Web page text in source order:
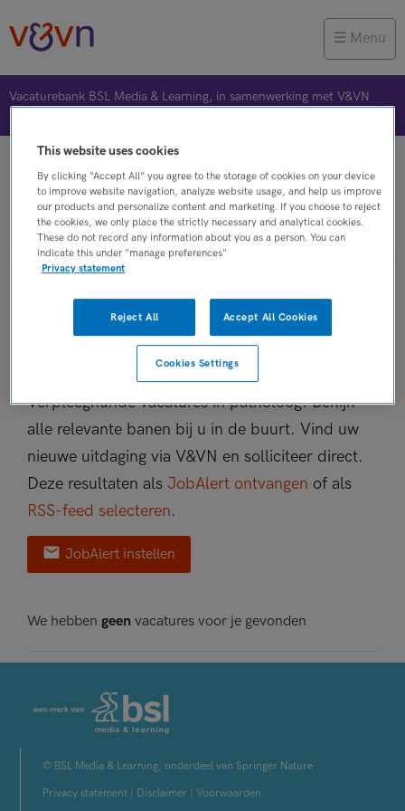
Menu
Vacaturebank BSL Media & Learning, in samenwerking met V&VN
Vacature plaatsen Jobalert Bewaarde vacatures
Verpleegkunde
Verpleegkunde vacatures in
patholoog
Op dit moment zijn er binnen V&VN
Verpleegkunde vacatures in patholoog. Bekijk
alle relevante banen bij u in de buurt. Vind uw
nieuwe uitdaging via V&VN en solliciteer direct.
Deze resultaten als JobAlert ontvangen of als
RSS-feed selecteren.
JobAlert instellen
We hebben geen vacatures voor je gevonden
© BSL Media & Learning, onderdeel van Springer Nature
Privacy statement
Disclaimer Voorwaarden
This website uses cookies
By clicking “Accept All” you agree to the storage of cookies on your device
to improve website navigation, analyze website usage, and help us improve
our products and personalize content and marketing. If you choose to reject
the cookies, we only place the strictly necessary and analytical cookies.
These do not record any information about you as a person. You can
indicate this under "manage preferences"
Privacy statement
Reject All Accept All Cookies
Cookies Settings